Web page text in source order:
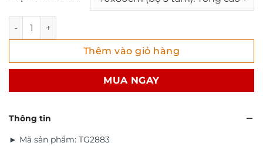
720.000 ₫
đến
1.875.000 ₫
Tranh treo tường phật tổ kết hợp chữ pháp TG2883 số
Thêm vào giỏ hàng
MUA NGAY
Thông tin
► Mã sản phẩm: TG2883